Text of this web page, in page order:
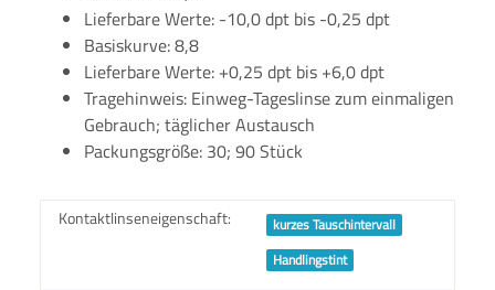
Lieferbare Werte: -10,0 dpt bis -0,25 dpt
Basiskurve: 8,8
Lieferbare Werte: +0,25 dpt bis +6,0 dpt
Tragehinweis: Einweg-Tageslinse zum einmaligen
Gebrauch; täglicher Austausch
Packungsgröße: 30; 90 Stück
Kontaktlinseneigenschaft:
kurzes Tauschintervall
Handlingstint